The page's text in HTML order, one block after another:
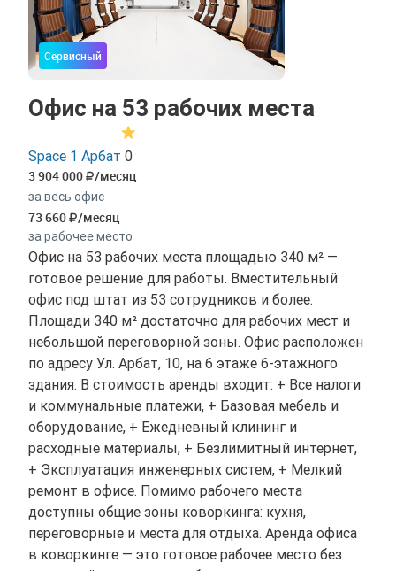
Сервисный
Офис на 53 рабочих места
Space 1 Арбат 0
3 904 000 /месяц
за весь офис
73 660 /месяц
за рабочее место
Офис на 53 рабочих места площадью 340 м² —
готовое решение для работы. Вместительный
офис под штат из 53 сотрудников и более.
Площади 340 м² достаточно для рабочих мест и
небольшой переговорной зоны. Офис расположен
по адресу Ул. Арбат, 10, на 6 этаже 6-этажного
здания. В стоимость аренды входит: + Все налоги
и коммунальные платежи, + Базовая мебель и
оборудование, + Ежедневный клининг и
расходные материалы, + Безлимитный интернет,
+ Эксплуатация инженерных систем, + Мелкий
ремонт в офисе. Помимо рабочего места
доступны общие зоны коворкинга: кухня,
переговорные и места для отдыха. Аренда офиса
в коворкинге — это готовое рабочее место без